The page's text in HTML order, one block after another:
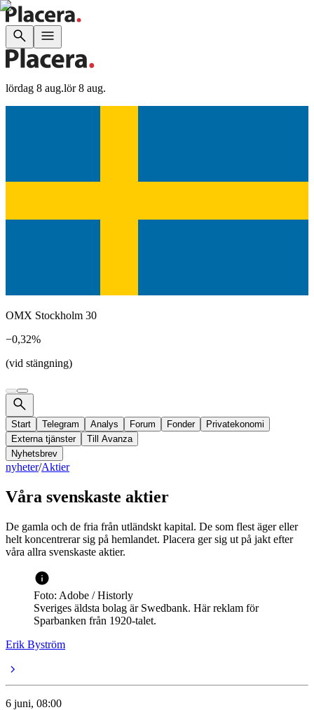
lördag 8 aug.lör 8 aug.
OMX Stockholm 30
−0,32%
(vid stängning)
Start Telegram Analys Forum Fonder
Privatekonomi
Externa tjänster
Till Avanza
Nyhetsbrev
nyheter/Aktier
Våra svenskaste aktier
De gamla och de fria från utländskt kapital. De som flest äger eller
helt koncentrerar sig på hemlandet. Placera ger sig ut på jakt efter
våra allra svenskaste aktier.
Foto: Adobe / Historly
Sveriges äldsta bolag är Swedbank. Här reklam för
Sparbanken från 1920-talet.
Erik Byström
6 juni, 08:00